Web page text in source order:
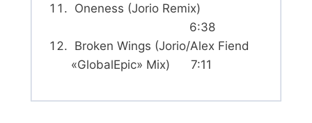
Oneness (Jorio Remix)
6:38
Broken Wings (Jorio/Alex Fiend
«GlobalEpic» Mix) 7:11